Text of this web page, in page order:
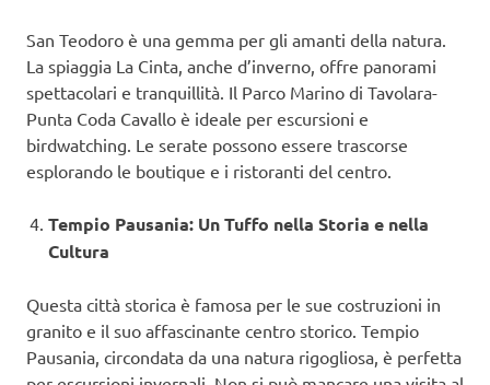
San Teodoro è una gemma per gli amanti della natura.
La spiaggia La Cinta, anche d’inverno, offre panorami
spettacolari e tranquillità. Il Parco Marino di Tavolara-
Punta Coda Cavallo è ideale per escursioni e
birdwatching. Le serate possono essere trascorse
esplorando le boutique e i ristoranti del centro.
Tempio Pausania: Un Tuffo nella Storia e nella
Cultura
Questa città storica è famosa per le sue costruzioni in
granito e il suo affascinante centro storico. Tempio
Pausania, circondata da una natura rigogliosa, è perfetta